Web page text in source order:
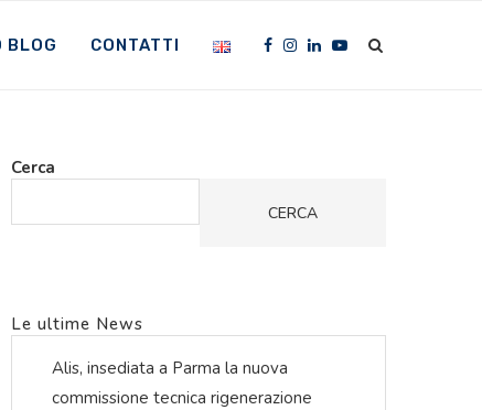
BLOG CONTATTI
Cerca
CERCA
Le ultime News
Alis, insediata a Parma la nuova
commissione tecnica rigenerazione